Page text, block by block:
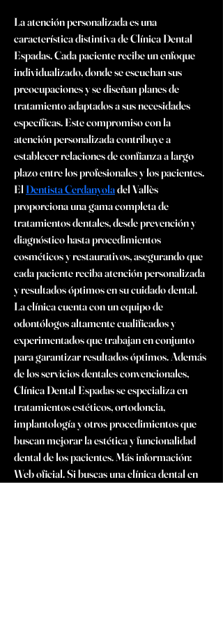
La atención personalizada es una
característica distintiva de Clínica Dental
Espadas. Cada paciente recibe un enfoque
individualizado, donde se escuchan sus
preocupaciones y se diseñan planes de
tratamiento adaptados a sus necesidades
específicas. Este compromiso con la
atención personalizada contribuye a
establecer relaciones de confianza a largo
plazo entre los profesionales y los pacientes.
El Dentista Cerdanyola del Vallès
proporciona una gama completa de
tratamientos dentales, desde prevención y
diagnóstico hasta procedimientos
cosméticos y restaurativos, asegurando que
cada paciente reciba atención personalizada
y resultados óptimos en su cuidado dental.
La clínica cuenta con un equipo de
odontólogos altamente cualificados y
experimentados que trabajan en conjunto
para garantizar resultados óptimos. Además
de los servicios dentales convencionales,
Clínica Dental Espadas se especializa en
tratamientos estéticos, ortodoncia,
implantología y otros procedimientos que
buscan mejorar la estética y funcionalidad
dental de los pacientes. Más información:
Web oficial. Si buscas una clínica dental en